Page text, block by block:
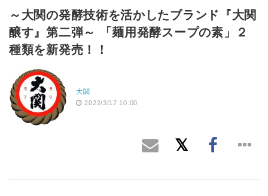
～大関の発酵技術を活かしたブランド『大関
醸す』第二弾～ 「麺用発酵スープの素」２
種類を新発売！！
大関
2022/3/17 10:00